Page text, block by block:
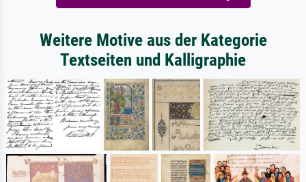
Weitere Motive aus der Kategorie
Textseiten und Kalligraphie